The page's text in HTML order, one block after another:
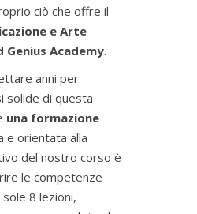
ciò che offre il
e Arte
Genius Academy.
anni per
solide di questa
una formazione
e orientata alla
del nostro corso è
le competenze
8 lezioni,